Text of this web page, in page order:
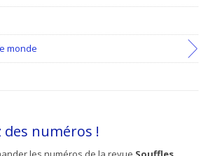
monde
des numéros !